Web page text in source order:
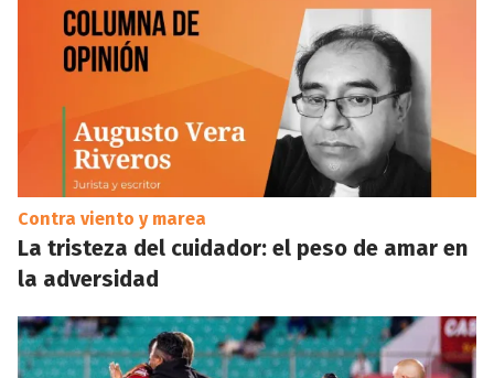
Contra viento y marea
La tristeza del cuidador: el peso de amar en
la adversidad